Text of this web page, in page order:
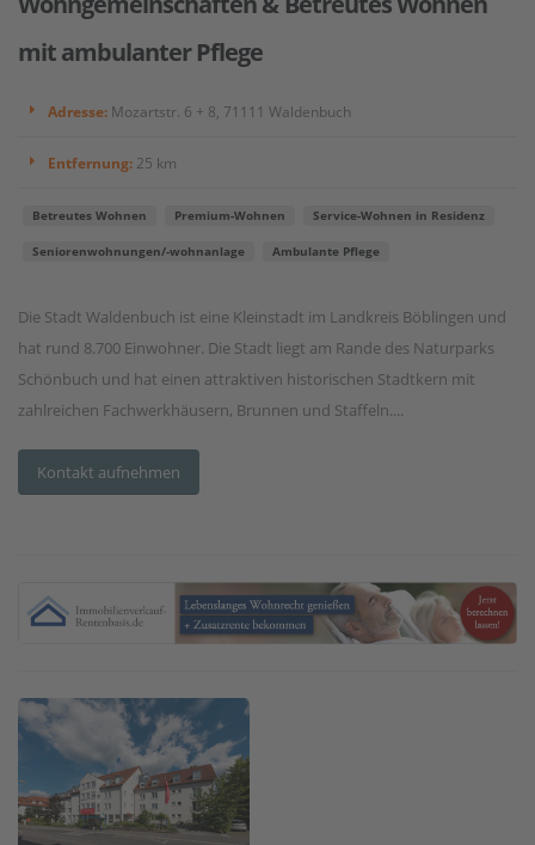
mit ambulanter Pflege
Adresse: Mozartstr. 6 + 8, 71111 Waldenbuch
Entfernung: 25 km
Betreutes Wohnen Premium-Wohnen Service-Wohnen in Residenz
Seniorenwohnungen/-wohnanlage Ambulante Pflege
Die Stadt Waldenbuch ist eine Kleinstadt im Landkreis Böblingen und
hat rund 8.700 Einwohner. Die Stadt liegt am Rande des Naturparks
Schönbuch und hat einen attraktiven historischen Stadtkern mit
zahlreichen Fachwerkhäusern, Brunnen und Staffeln....
Kontakt aufnehmen